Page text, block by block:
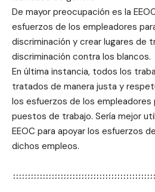
De mayor preocupación es la
esfuerzos de los empleadores
discriminación y crear lugares de
discriminación contra los blancos.
En última instancia, todos los
tratados de manera justa y
los esfuerzos de los empleadores
puestos de trabajo. Sería mejor
EEOC para apoyar los esfuerzos
dichos empleos.